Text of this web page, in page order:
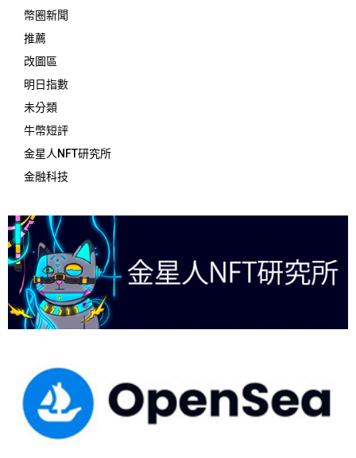
幣圈新聞
推薦
改圖區
明日指數
未分類
牛幣短評
金星人NFT研究所
金融科技